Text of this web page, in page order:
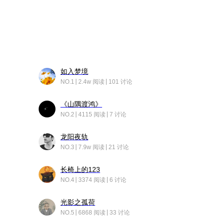
如入梦境
NO.1 2.4w 阅读 101 讨论
《山隅渡鸿》
NO.2 4115 阅读 7 讨论
龙阳夜轨
NO.3 7.9w 阅读 21 讨论
长椅上的123
NO.4 3374 阅读 6 讨论
光影之孤荷
NO.5 6868 阅读 33 讨论